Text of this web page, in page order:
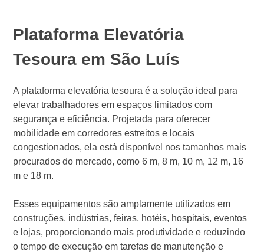
Plataforma Elevatória
Tesoura em São Luís
A plataforma elevatória tesoura é a solução ideal para
elevar trabalhadores em espaços limitados com
segurança e eficiência. Projetada para oferecer
mobilidade em corredores estreitos e locais
congestionados, ela está disponível nos tamanhos mais
procurados do mercado, como 6 m, 8 m, 10 m, 12 m, 16
m e 18 m.
Esses equipamentos são amplamente utilizados em
construções, indústrias, feiras, hotéis, hospitais, eventos
e lojas, proporcionando mais produtividade e reduzindo
o tempo de execução em tarefas de manutenção e